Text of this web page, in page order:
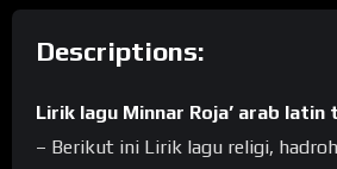
Descriptions:
Lirik lagu Minnar Roja’ arab latin
– Berikut ini Lirik lagu religi,